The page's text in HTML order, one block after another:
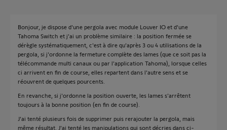
Bonjour, je dispose d'une pergola avec module Louver IO et d'une
Tahoma Switch et j'ai un problème similaire : la position fermée se
dérègle systématiquement, c'est à dire qu'après 3 ou 4 utilisations de la
pergola, si j'ordonne la fermeture complète des lames (que ce soit pas la
télécommande multi canaux ou par l'application Tahoma), lorsque celles
ci arrivent en fin de course, elles repartent dans l'autre sens et se
réouvrent de quelques pourcents.
En revanche, si j'ordonne la position ouverte, les lames s'arrêtent
toujours à la bonne position (en fin de course).
J'ai tenté plusieurs fois de supprimer puis rerajouter la pergola, mais
même résultat. J'ai tenté les manipulations qui sont décries dans ci-